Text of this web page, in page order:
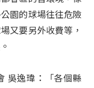
園的球場往往危險
又要另外收費等，
吳逸瑋：「各個縣